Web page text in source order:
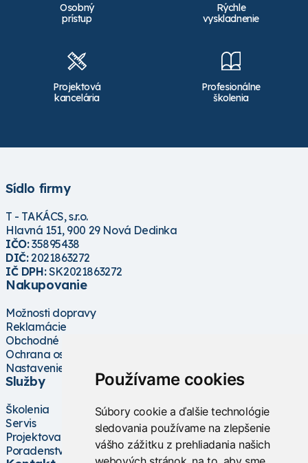
Používame cookies
Súbory cookie a ďalšie technológie
sledovania používame na zlepšenie
vášho zážitku z prehliadania našich
Osobný
prístup
Rýchle
vyskladnenie
Projektová
kancelária
Profesionálne
školenia
Sídlo firmy
T - TAKÁCS, s.r.o.
Hlavná 151, 900 29 Nová Dedinka
IČO:35895438
DIČ:2021863272
IČ DPH:SK2021863272
Nakupovanie
Možnosti dopravy
Reklamácie
Obchodné podmienky
Ochrana osobných údajov
Nastavenie cookies
Služby
Školenia
Servis
Projektovanie
Poradenstvo